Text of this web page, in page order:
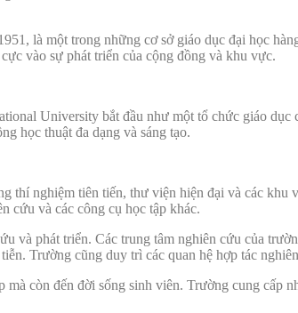
là một trong những cơ sở giáo dục đại học
vào sự phát triển của cộng đồng và khu vực.
University bắt đầu như một tổ chức giáo
học thuật đa dạng và sáng tạo.
thí nghiệm tiên tiến, thư viện hiện đại và các
cứu và các công cụ học tập khác.
và phát triển. Các trung tâm nghiên cứu của
Trường cũng duy trì các quan hệ hợp tác
còn đến đời sống sinh viên. Trường cung cấp